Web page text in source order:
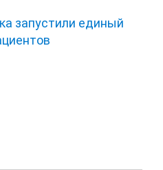
запустили единый